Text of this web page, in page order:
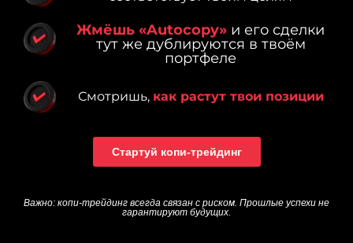
Жмёшь «Autocopy» и его сделки
тут же дублируются в твоём
портфеле
Смотришь, как растут твои позиции
Стартуй копи‑трейдинг
Важно: копи-трейдинг всегда связан с риском. Прошлые успехи не
гарантируют будущих.